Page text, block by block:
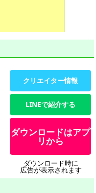
クリエイター情報
LINEで紹介する
ダウンロードはアプ
リから
ダウンロード時に
広告が表示されます